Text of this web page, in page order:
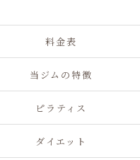
料金表
当ジムの特徴
ピラティス
ダイエット